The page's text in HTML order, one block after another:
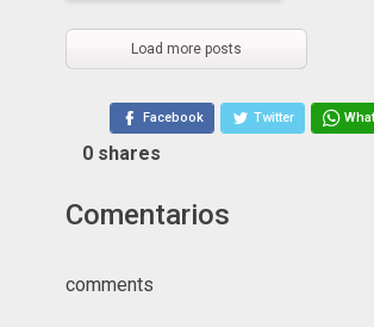
Load more posts
Facebook Twitter
0 shares
Comentarios
comments